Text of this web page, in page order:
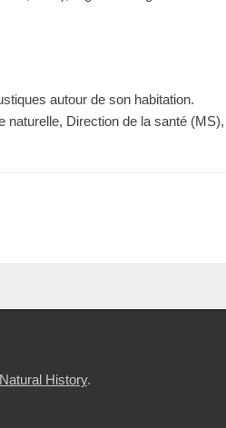
autour de son habitation.
naturelle, Direction de la santé (MS),
History.